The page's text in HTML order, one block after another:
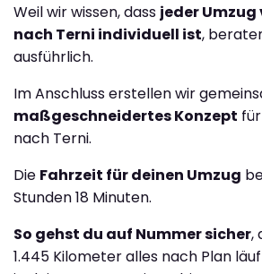
Weil wir wissen, dass jeder
nach Terni individuell ist,
ausführlich.
Im Anschluss erstellen wir
maßgeschneidertes Konzept
nach Terni.
Die Fahrzeit für deinen Umzug
Stunden 18 Minuten.
So gehst du auf Nummer sicher,
1.445 Kilometer alles nach Plan